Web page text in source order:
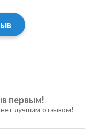
первым!
лучшим отзывом!